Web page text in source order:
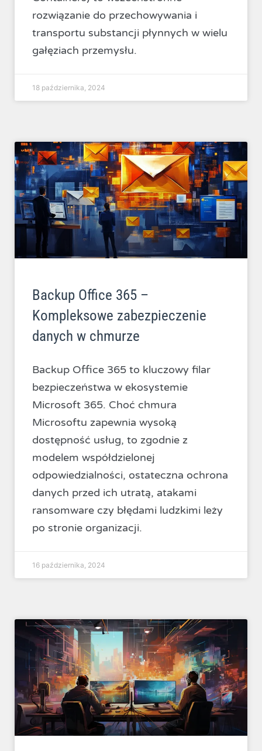
rozwiązanie do przechowywania i
transportu substancji płynnych w wielu
gałęziach przemysłu.
18 października, 2024
Backup Office 365 –
Kompleksowe zabezpieczenie
danych w chmurze
Backup Office 365 to kluczowy filar
bezpieczeństwa w ekosystemie
Microsoft 365. Choć chmura
Microsoftu zapewnia wysoką
dostępność usług, to zgodnie z
modelem współdzielonej
odpowiedzialności, ostateczna ochrona
danych przed ich utratą, atakami
ransomware czy błędami ludzkimi leży
po stronie organizacji.
16 października, 2024